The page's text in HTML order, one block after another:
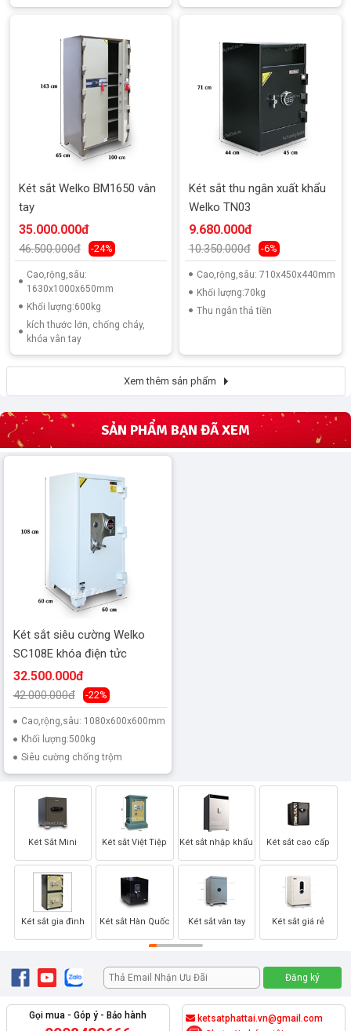
Két sắt Welko BM1650 vân
tay
35.000.000đ
46.500.000đ -24%
Cao,rộng,sâu:
1630x1000x650mm
Khối lượng:600kg
kích thước lớn, chống cháy,
khóa vân tay
Két sắt thu ngân xuất khẩu
Welko TN03
9.680.000đ
10.350.000đ -6%
Cao,rộng,sâu: 710x450x440mm
Khối lượng:70kg
Thu ngân thả tiền
Xem thêm sản phẩm
SẢN PHẨM BẠN ĐÃ XEM
Két sắt siêu cường Welko
SC108E khóa điện tửc
32.500.000đ
42.000.000đ -22%
Cao,rộng,sâu: 1080x600x600mm
Khối lượng:500kg
Siêu cường chống trộm
Két Sắt Mini
Két sắt gia đình
Két sắt Việt Tiệp
Két sắt Hàn Quốc
Két sắt nhập khẩu
Két sắt vân tay
Két sắt cao cấp
Két sắt giá rẻ
Gọi mua - Góp ý - Bảo hành
ketsatphattai.vn@gmail.com